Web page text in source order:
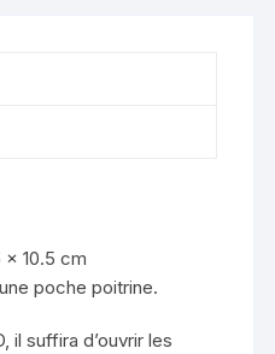
x 10.5 cm
poche poitrine.
il suffira d’ouvrir les